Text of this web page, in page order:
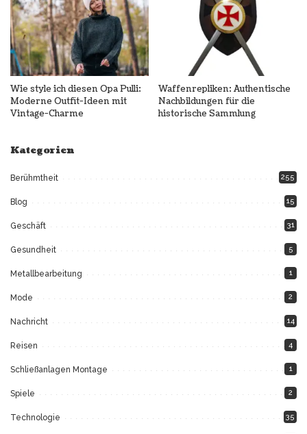
Wie style ich diesen Opa Pulli:
Moderne Outfit-Ideen mit
Vintage-Charme
Waffenrepliken: Authentische
Nachbildungen für die
historische Sammlung
Kategorien
Berühmtheit 255
Blog 15
Geschäft 31
Gesundheit 5
Metallbearbeitung 1
Mode 2
Nachricht 14
Reisen 4
Schließanlagen Montage 1
Spiele 2
Technologie 35